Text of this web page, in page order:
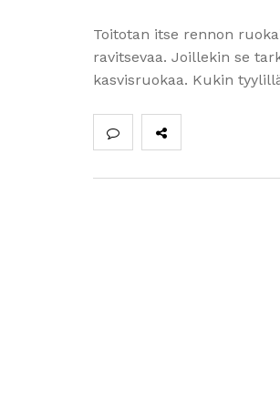
Toitotan itse rennon
ravitsevaa. Joillekin se
kasvisruokaa. Kukin